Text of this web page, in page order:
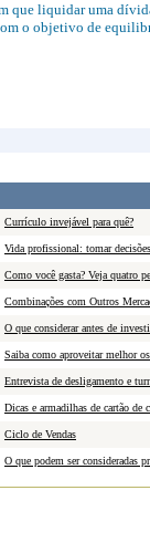
que liquidar uma
o objetivo de
Currículo invejável para quê?
Vida profissional: tomar
Como você gasta? Veja quatro
Combinações com Outros
O que considerar antes de
Saiba como aproveitar melhor
Entrevista de desligamento e
Dicas e armadilhas de cartão de
Ciclo de Vendas
O que podem ser consideradas